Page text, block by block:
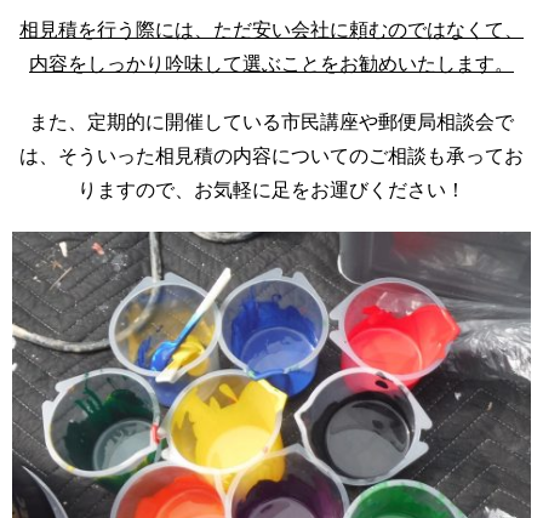
相見積を行う際には、ただ安い会社に頼むのではなくて、
内容をしっかり吟味して選ぶことをお勧めいたします。
また、定期的に開催している市民講座や郵便局相談会で
は、そういった相見積の内容についてのご相談も承ってお
りますので、お気軽に足をお運びください！